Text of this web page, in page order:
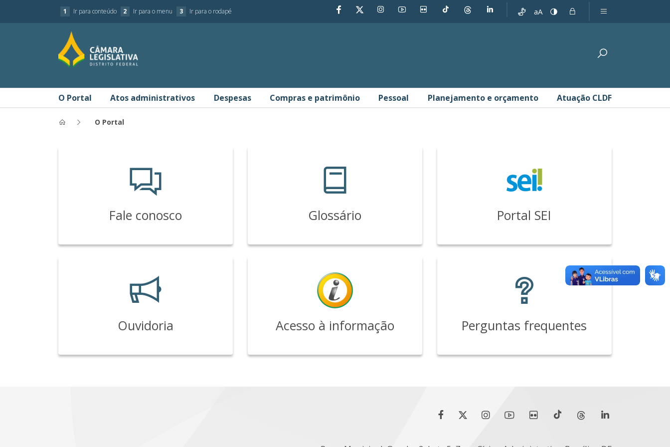
1 Ir para conteúdo 2 Ir para o menu 3 Ir para o rodapé aA
O Portal Atos administrativos Despesas Compras e patrimônio Pessoal Planejamento e orçamento Atuação CLDF
O Portal
O Portal - Portal da Transparência
Fale conosco Glossário Portal SEI
Ouvidoria Acesso à informação Perguntas frequentes